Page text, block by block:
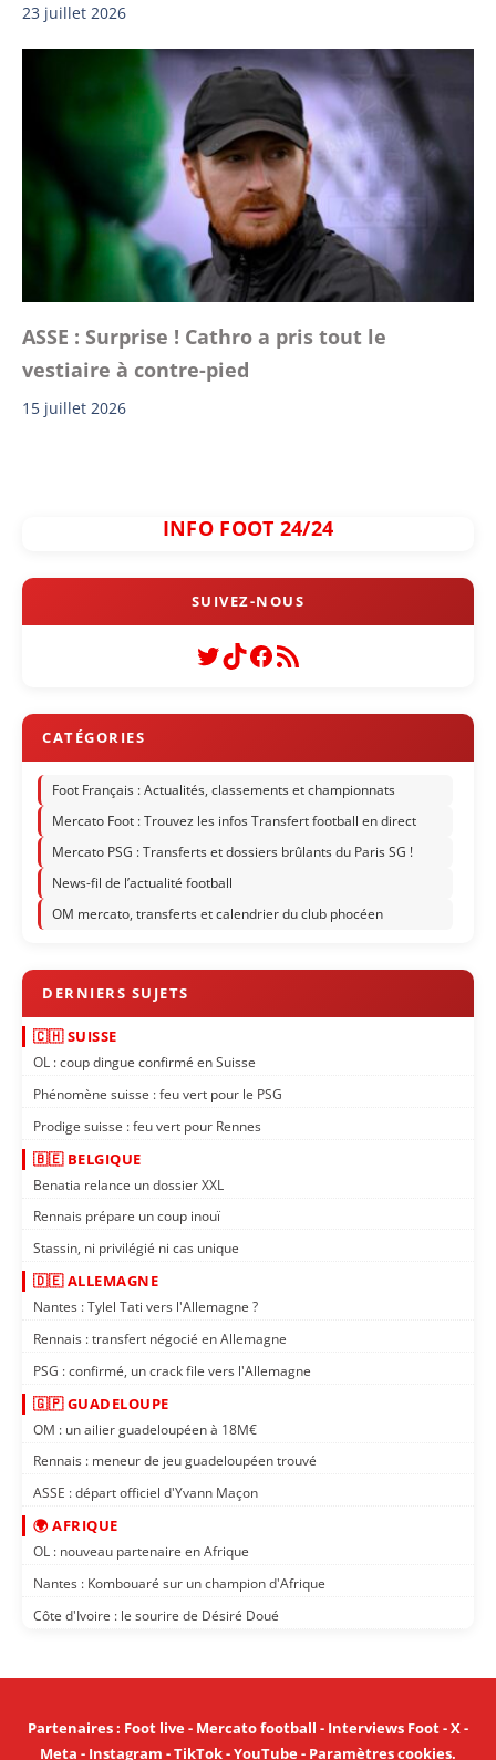
23 juillet 2026
ASSE : Surprise ! Cathro a pris tout le
vestiaire à contre-pied
15 juillet 2026
INFO FOOT 24/24
Twitter
TikTok
Facebook
Flux RSS
Foot Français : Actualités, classements et championnats
Mercato Foot : Trouvez les infos Transfert football en direct
Mercato PSG : Transferts et dossiers brûlants du Paris SG !
News-fil de l’actualité football
OM mercato, transferts et calendrier du club phocéen
🇨🇭 SUISSE
OL : coup dingue confirmé en Suisse
Phénomène suisse : feu vert pour le PSG
Prodige suisse : feu vert pour Rennes
🇧🇪 BELGIQUE
Benatia relance un dossier XXL
Rennais prépare un coup inouï
Stassin, ni privilégié ni cas unique
🇩🇪 ALLEMAGNE
Nantes : Tylel Tati vers l'Allemagne ?
Rennais : transfert négocié en Allemagne
PSG : confirmé, un crack file vers l'Allemagne
🇬🇵 GUADELOUPE
OM : un ailier guadeloupéen à 18M€
Rennais : meneur de jeu guadeloupéen trouvé
ASSE : départ officiel d'Yvann Maçon
🌍 AFRIQUE
OL : nouveau partenaire en Afrique
Nantes : Kombouaré sur un champion d'Afrique
Côte d'Ivoire : le sourire de Désiré Doué
Partenaires: Foot live- Mercato football - Interviews Foot-X-
Meta - Instagram -TikTok-YouTube- Paramètres cookies.